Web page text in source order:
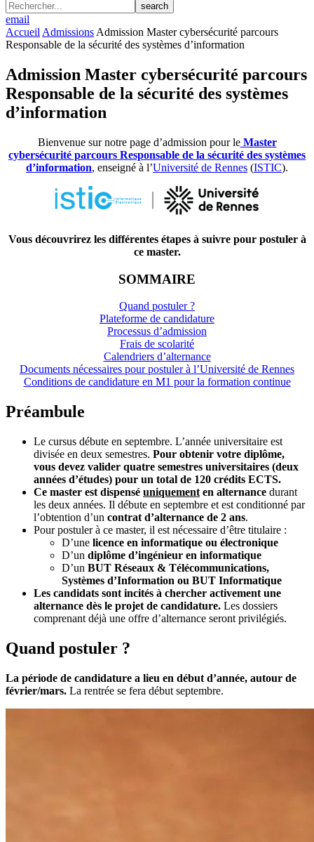
search
email
Accueil Admissions Admission Master cybersécurité parcours
Responsable de la sécurité des systèmes d’information
Admission Master cybersécurité parcours
Responsable de la sécurité des systèmes
d’information
Bienvenue sur notre page d’admission pour leMaster
cybersécurité parcours Responsable de la sécurité des systèmes
d’information, enseigné à l’Université de Rennes (ISTIC).
Vous découvrirez les différentes étapes à suivre pour postuler à
ce master.
SOMMAIRE
Quand postuler ?
Plateforme de candidature
Processus d’admission
Frais de scolarité
Calendriers d’alternance
Documents nécessaires pour postuler à l’Université de Rennes
Conditions de candidature en M1 pour la formation continue
Préambule
Le cursus débute en septembre. L’année universitaire est
divisée en deux semestres. Pour obtenir votre diplôme,
vous devez valider quatre semestres universitaires (deux
années d’études) pour un total de 120 crédits ECTS.
Ce master est dispensé uniquement en alternance durant
les deux années. Il débute en septembre et est conditionné par
l’obtention d’un contrat d’alternance de 2 ans.
Pour postuler à ce master, il est nécessaire d’être titulaire :
D’une licence en informatique ou électronique
D’un diplôme d’ingénieur en informatique
D’un BUT Réseaux & Télécommunications,
Systèmes d’Information ou BUT Informatique
Les candidats sont incités à chercher activement une
alternance dès le projet de candidature. Les dossiers
comprenant déjà une offre d’alternance seront privilégiés.
Quand postuler ?
La période de candidature a lieu en début d’année, autour de
février/mars. La rentrée se fera début septembre.